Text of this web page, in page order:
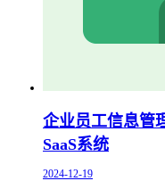
企业员工信息管
SaaS系统
2024-12-19